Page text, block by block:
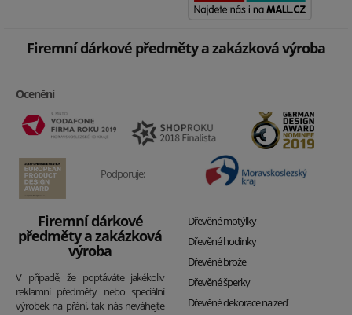
Firemní dárkové předměty a zakázková výroba
Ocenění
Podporuje:
Firemní dárkové
předměty a zakázková
výroba
V případě, že poptáváte jakékoliv
reklamní předměty nebo speciální
výrobek na přání, tak nás neváhejte
Dřevěné motýlky
Dřevěné hodinky
Dřevěné brože
Dřevěné šperky
Dřevěné dekorace na zeď